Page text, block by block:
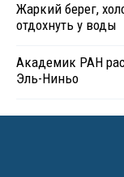
Жаркий берег,
отдохнуть у воды
Академик РАН
Эль-Ниньо